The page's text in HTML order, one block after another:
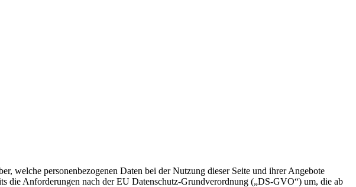
welche personenbezogenen Daten bei der Nutzung dieser Seite und ihrer Angebote
die Anforderungen nach der EU Datenschutz-Grundverordnung („DS-GVO“) um, die ab